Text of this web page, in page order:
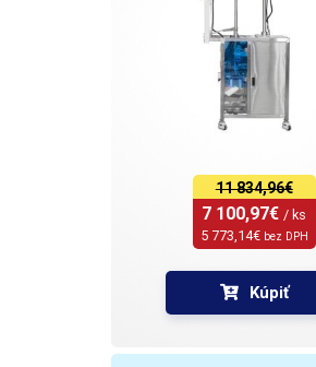
11 834,96€
7 100,97€ / ks
5 773,14€ bez DPH
Kúpiť